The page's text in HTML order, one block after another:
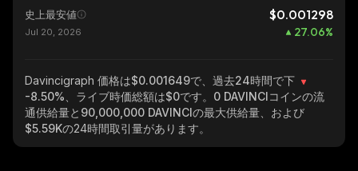
史上最安値 $0.001298
Jul 20, 2026 27.06%
Davincigraph 価格は$0.001649で、過去24時間で下
-8.50% 、ライブ時価総額は$0です。 0 DAVINCIコインの流
通供給量と 90,000,000 DAVINCIの最大供給量、および
$5.59Kの24時間取引量があります。